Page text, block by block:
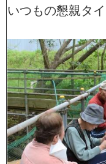
いつもの懇親タイ